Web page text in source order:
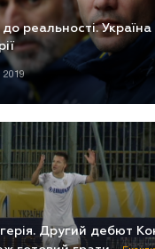
реальності. Україна
2019
Другий дебют